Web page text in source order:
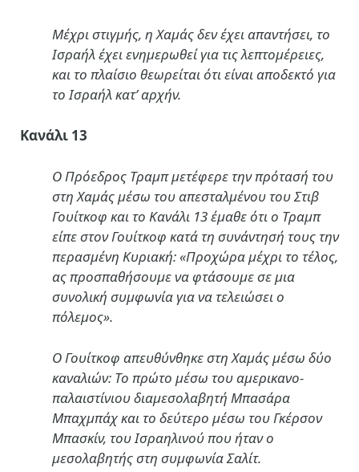
Μέχρι στιγμής, η Χαμάς δεν έχει απαντήσει, το
Ισραήλ έχει ενημερωθεί για τις λεπτομέρειες,
και το πλαίσιο θεωρείται ότι είναι αποδεκτό για
το Ισραήλ κατ’ αρχήν.
Κανάλι 13
Ο Πρόεδρος Τραμπ μετέφερε την πρότασή του
στη Χαμάς μέσω του απεσταλμένου του Στιβ
Γουίτκοφ και το Κανάλι 13 έμαθε ότι ο Τραμπ
είπε στον Γουίτκοφ κατά τη συνάντησή τους την
περασμένη Κυριακή: «Προχώρα μέχρι το τέλος,
ας προσπαθήσουμε να φτάσουμε σε μια
συνολική συμφωνία για να τελειώσει ο
πόλεμος».
Ο Γουίτκοφ απευθύνθηκε στη Χαμάς μέσω δύο
καναλιών: Το πρώτο μέσω του αμερικανο-
παλαιστίνιου διαμεσολαβητή Μπασάρα
Μπαχμπάχ και το δεύτερο μέσω του Γκέρσον
Μπασκίν, του Ισραηλινού που ήταν ο
μεσολαβητής στη συμφωνία Σαλίτ.